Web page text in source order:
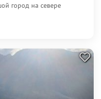
город на севере